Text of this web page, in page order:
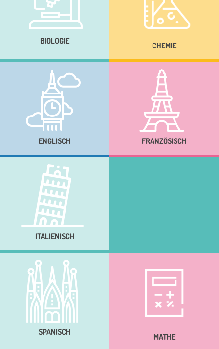
BIOLOGIE CHEMIE
ENGLISCH FRANZÖSISCH
ITALIENISCH
SPANISCH MATHE